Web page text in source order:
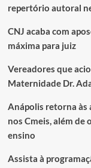
repertório autoral
CNJ acaba com
máxima para juiz
Vereadores que
Maternidade Dr.
Anápolis retorna às
nos Cmeis, além de
ensino
Assista à